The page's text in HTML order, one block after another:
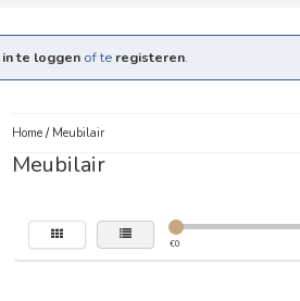
in te loggen of te registeren.
Home/ Meubilair
Meubilair
€0